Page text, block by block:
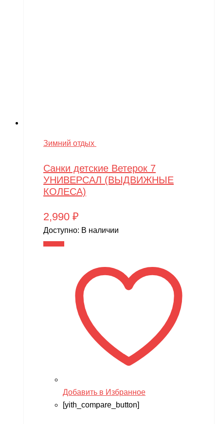
Зимний отдых
Санки детские Ветерок 7
УНИВЕРСАЛ (ВЫДВИЖНЫЕ
КОЛЕСА)
2,990 ₽
Доступно: В наличии
Добавить в Избранное
[yith_compare_button]